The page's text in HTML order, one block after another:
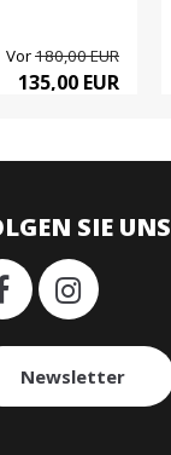
Vor180,00 EUR
135,00 EUR
SIE UNS
Newsletter